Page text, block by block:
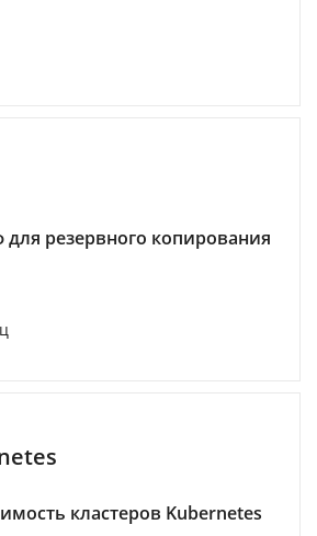
резервного копирования
кластеров Kubernetes